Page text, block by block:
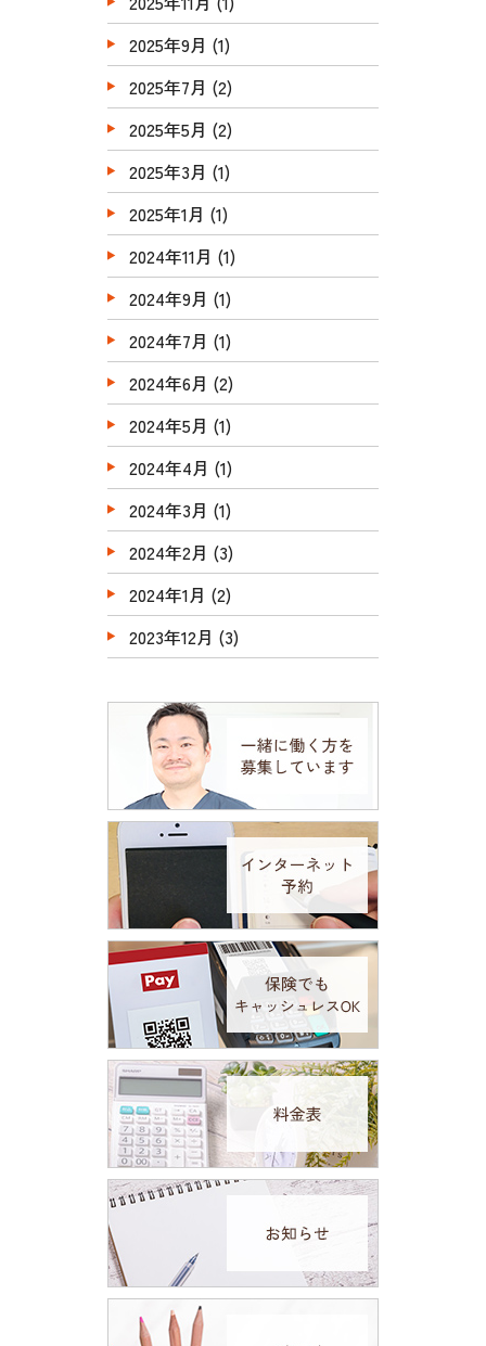
2025年9月 (1)
2025年7月 (2)
2025年5月 (2)
2025年3月 (1)
2025年1月 (1)
2024年11月 (1)
2024年9月 (1)
2024年7月 (1)
2024年6月 (2)
2024年5月 (1)
2024年4月 (1)
2024年3月 (1)
2024年2月 (3)
2024年1月 (2)
2023年12月 (3)